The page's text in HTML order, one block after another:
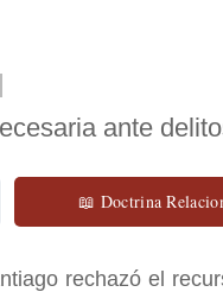
ante
📖 Doctrina
rechazó el